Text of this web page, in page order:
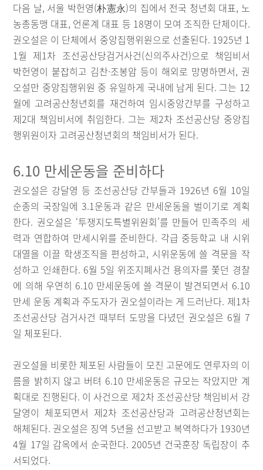
다음 날, 서울 박헌영(朴憲永)의 집에서 전국 청년회 대표, 노
농총동맹 대표, 언론계 대표 등 18명이 모여 조직한 단체이다.
권오설은 이 단체에서 중앙집행위원으로 선출된다. 1925년 1
1월 제1차 조선공산당검거사건(신의주사건)으로 책임비서
박헌영이 붙잡히고 김찬·조봉암 등이 해외로 망명하면서, 권
오설만 중앙집행위원 중 유일하게 국내에 남게 된다. 그는 12
월에 고려공산청년회를 재건하여 임시중앙간부를 구성하고
제2대 책임비서에 취임한다. 그는 제2차 조선공산당 중앙집
행위원이자 고려공산청년회의 책임비서가 된다.
6.10 만세운동을 준비하다
권오설은 강달영 등 조선공산당 간부들과 1926년 6월 10일
순종의 국장일에 3.1운동과 같은 만세운동을 벌이기로 계획
한다. 권오설은 ‘투쟁지도특별위원회’를 만들어 민족주의 세
력과 연합하여 만세시위를 준비한다. 각급 중등학교 내 시위
대열을 이끌 학생조직을 편성하고, 시위운동에 쓸 격문을 작
성하고 인쇄한다. 6월 5일 위조지폐사건 용의자를 쫓던 경찰
에 의해 우연히 6.10 만세운동에 쓸 격문이 발견되면서 6.10
만세 운동 계획과 주도자가 권오설이라는 게 드러난다. 제1차
조선공산당 검거사건 때부터 도망을 다녔던 권오설은 6월 7
일 체포된다.
권오설을 비롯한 체포된 사람들이 모진 고문에도 연루자의 이
름을 밝히지 않고 버텨 6.10 만세운동은 규모는 작았지만 계
획대로 진행된다. 이 사건으로 제2차 조선공산당 책임비서 강
달영이 체포되면서 제2차 조선공산당과 고려공산청년회는
해체된다. 권오설은 징역 5년을 선고받고 복역하다가 1930년
4월 17일 감옥에서 순국한다. 2005년 건국훈장 독립장이 추
서되었다.